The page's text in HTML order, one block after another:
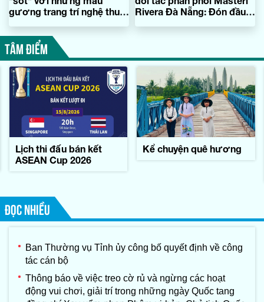
gương trang trí nghệ thuật
Rivera Đà Nẵng: Đón đầu
TÂM ĐIỂM
Lịch thi đấu bán kết
ASEAN Cup 2026
Kể chuyện quê hương
ĐỌC NHIỀU
Ban Thường vụ Tỉnh ủy công bố quyết định về công
tác cán bộ
Thông báo về việc treo cờ rủ và ngừng các hoạt
động vui chơi, giải trí trong những ngày Quốc tang